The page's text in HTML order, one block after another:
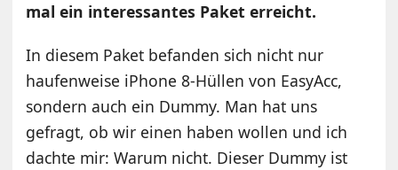
mal ein interessantes Paket erreicht.
In diesem Paket befanden sich nicht nur
haufenweise iPhone 8-Hüllen von EasyAcc,
sondern auch ein Dummy. Man hat uns
gefragt, ob wir einen haben wollen und ich
dachte mir: Warum nicht. Dieser Dummy ist